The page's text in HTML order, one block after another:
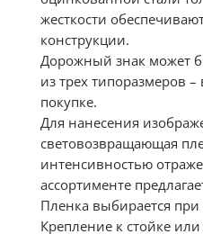
жесткости
конструкции.
Дорожный знак может
из трех типоразмеров
покупке.
Для нанесения
световозвращающая
интенсивностью
ассортименте
Пленка выбирается при
Крепление к стойке